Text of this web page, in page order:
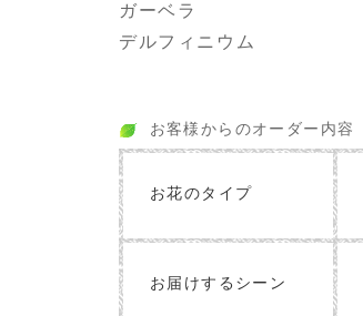
ガーベラ
デルフィニウム
お客様からのオーダー内容
お花のタイプ
お届けするシーン